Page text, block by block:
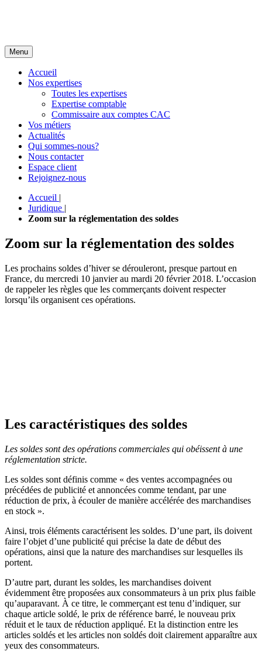
Menu
Accueil
Nos expertises
Toutes les expertises
Expertise comptable
Commissaire aux comptes CAC
Vos métiers
Actualités
Qui sommes-nous?
Nous contacter
Espace client
Rejoignez-nous
Accueil |
Juridique |
Zoom sur la réglementation des soldes
Zoom sur la réglementation des soldes
Les prochains soldes d’hiver se dérouleront, presque partout en
France, du mercredi 10 janvier au mardi 20 février 2018. L’occasion
de rappeler les règles que les commerçants doivent respecter
lorsqu’ils organisent ces opérations.
Les caractéristiques des soldes
Les soldes sont des opérations commerciales qui obéissent à une
réglementation stricte.
Les soldes sont définis comme « des ventes accompagnées ou
précédées de publicité et annoncées comme tendant, par une
réduction de prix, à écouler de manière accélérée des marchandises
en stock ».
Ainsi, trois éléments caractérisent les soldes. D’une part, ils doivent
faire l’objet d’une publicité qui précise la date de début des
opérations, ainsi que la nature des marchandises sur lesquelles ils
portent.
D’autre part, durant les soldes, les marchandises doivent
évidemment être proposées aux consommateurs à un prix plus faible
qu’auparavant. À ce titre, le commerçant est tenu d’indiquer, sur
chaque article soldé, le prix de référence barré, le nouveau prix
réduit et le taux de réduction appliqué. Et la distinction entre les
articles soldés et les articles non soldés doit clairement apparaître aux
yeux des consommateurs.